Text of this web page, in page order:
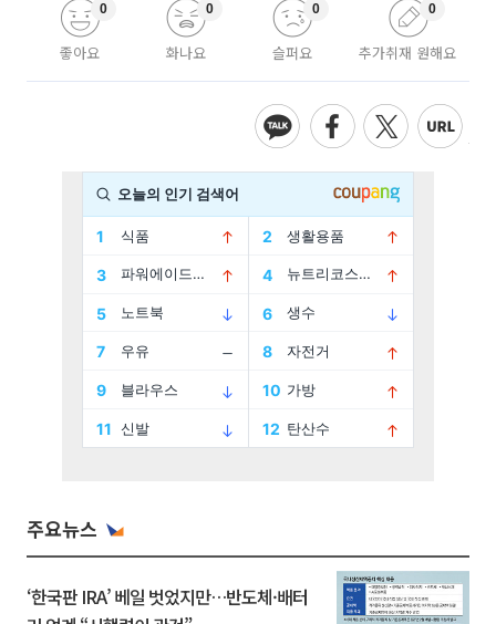
좋아요
0
화나요
0
슬퍼요
0
추가취재 원해요
0
주요뉴스
‘한국판 IRA’ 베일 벗었지만…반도체·배터